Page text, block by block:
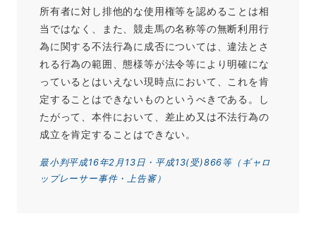
所有者に対し排他的な使用権等を認めることは相
当ではなく、また、競走馬の名称等の無断利用行
為に関する不法行為に成否については、違法とさ
れる行為の範囲、態様等が法令等により明確にな
っているとはいえない現時点において、これを肯
定することはできないものというべきである。し
たがって、本件において、差止め又は不法行為の
成立を肯定することはできない。
最小判平成16年2月13日・平成13(受)866等（ギャロ
ップレーサー事件・上告審）